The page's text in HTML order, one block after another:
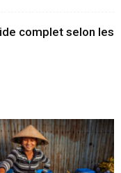
complet selon les